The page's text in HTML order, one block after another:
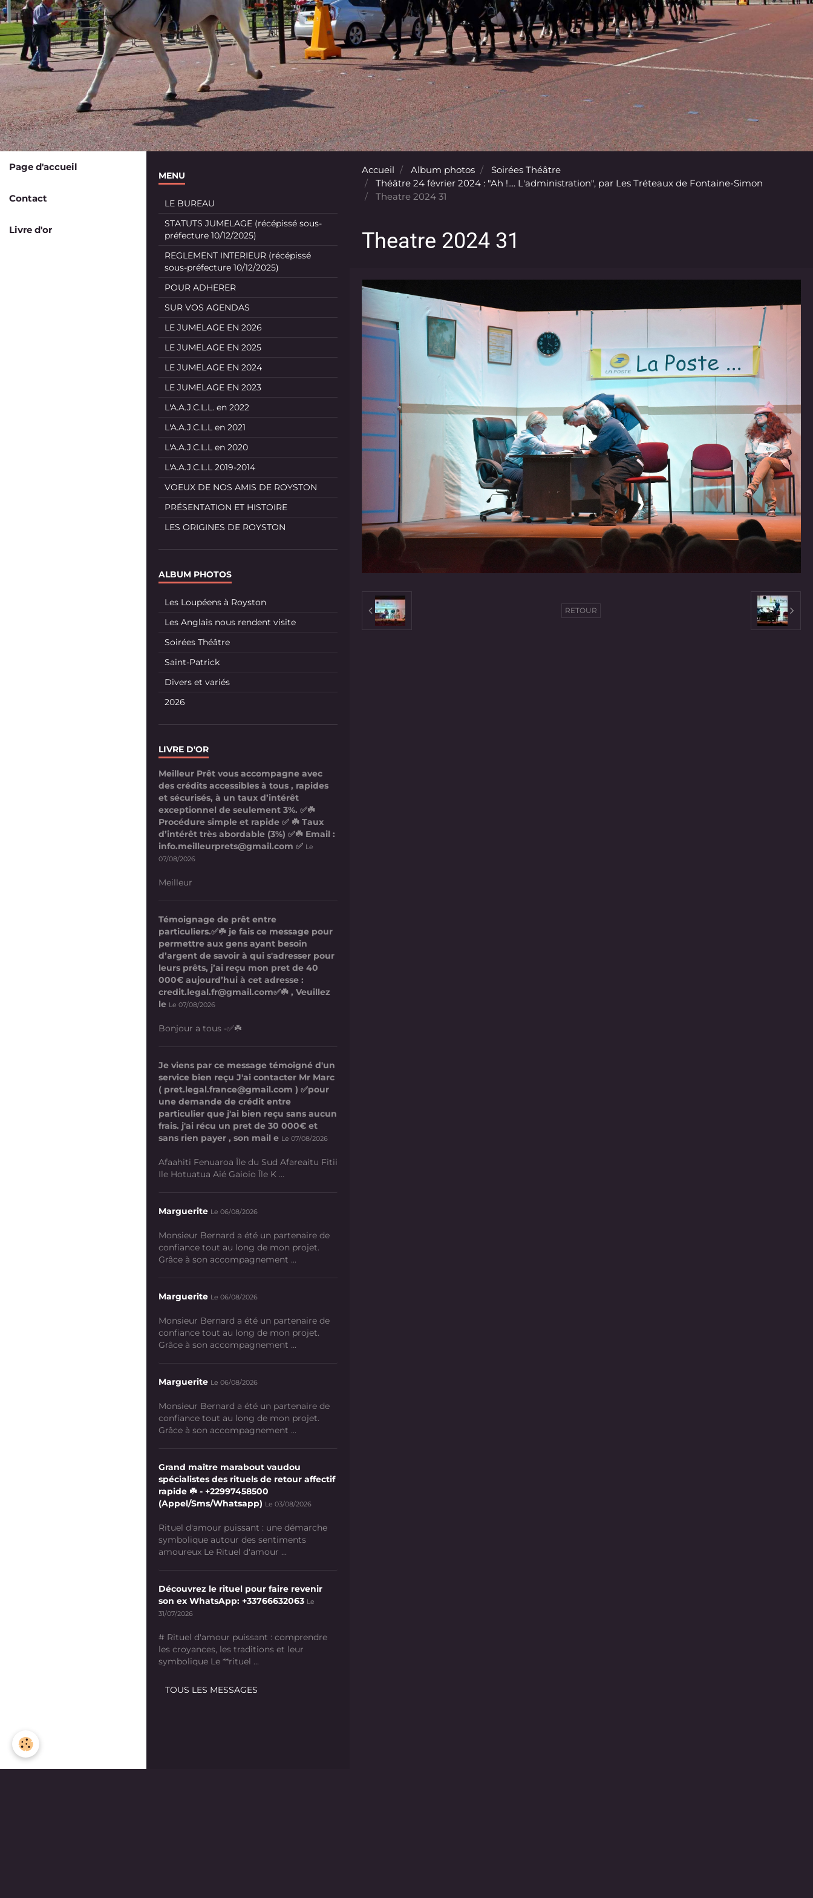
Page d'accueil
Contact
Livre d'or
Accueil Album photos
Soirées Théâtre
Théâtre 24 février 2024 : "Ah !.... L'administration", par Les Tréteaux de Fontaine-Simon
Theatre 2024 31
Theatre 2024 31
RETOUR
MENU
LE BUREAU
STATUTS JUMELAGE (récépissé sous-
préfecture 10/12/2025)
REGLEMENT INTERIEUR (récépissé
sous-préfecture 10/12/2025)
POUR ADHERER
SUR VOS AGENDAS
LE JUMELAGE EN 2026
LE JUMELAGE EN 2025
LE JUMELAGE EN 2024
LE JUMELAGE EN 2023
L'A.A.J.C.L.L. en 2022
L'A.A.J.C.L.L en 2021
L'A.A.J.C.L.L en 2020
L'A.A.J.C.L.L 2019-2014
VOEUX DE NOS AMIS DE ROYSTON
PRÉSENTATION ET HISTOIRE
LES ORIGINES DE ROYSTON
ALBUM PHOTOS
Les Loupéens à Royston
Les Anglais nous rendent visite
Soirées Théâtre
Saint-Patrick
Divers et variés
2026
LIVRE D'OR
Meilleur Prêt vous accompagne avec
des crédits accessibles à tous , rapides
et sécurisés, à un taux d’intérêt
exceptionnel de seulement 3%. ✅☘️
Procédure simple et rapide ✅ ☘️ Taux
d’intérêt très abordable (3%) ✅☘️ Email :
info.meilleurprets@gmail.com ✅ Le
07/08/2026
Meilleur
Témoignage de prêt entre
particuliers.✅☘️ je fais ce message pour
permettre aux gens ayant besoin
d’argent de savoir à qui s'adresser pour
leurs prêts, j’ai reçu mon pret de 40
000€ aujourd’hui à cet adresse :
credit.legal.fr@gmail.com✅☘️ , Veuillez
le Le 07/08/2026
Bonjour a tous -✅☘️
Je viens par ce message témoigné d'un
service bien reçu J'ai contacter Mr Marc
( pret.legal.france@gmail.com ) ✅pour
une demande de crédit entre
particulier que j'ai bien reçu sans aucun
frais. j'ai récu un pret de 30 000€ et
sans rien payer , son mail e Le 07/08/2026
Afaahiti Fenuaroa Île du Sud Afareaitu Fitii
Ile Hotuatua Aié Gaioio Île K ...
Marguerite Le 06/08/2026
Monsieur Bernard a été un partenaire de
confiance tout au long de mon projet.
Grâce à son accompagnement ...
Marguerite Le 06/08/2026
Monsieur Bernard a été un partenaire de
confiance tout au long de mon projet.
Grâce à son accompagnement ...
Marguerite Le 06/08/2026
Monsieur Bernard a été un partenaire de
confiance tout au long de mon projet.
Grâce à son accompagnement ...
Grand maître marabout vaudou
spécialistes des rituels de retour affectif
rapide ☘️ - +22997458500
(Appel/Sms/Whatsapp) Le 03/08/2026
Rituel d'amour puissant : une démarche
symbolique autour des sentiments
amoureux Le Rituel d'amour ...
Découvrez le rituel pour faire revenir
son ex WhatsApp: +33766632063 Le
31/07/2026
# Rituel d'amour puissant : comprendre
les croyances, les traditions et leur
symbolique Le **rituel ...
TOUS LES MESSAGES